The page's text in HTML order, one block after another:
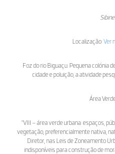
Sibine
Localização: Ver
Foz do rio Biguaçu. Pequena colónia
cidade e poluição, a atividade
Área
"VIII – área verde urbana: espaços,
vegetação, preferencialmente nativa,
Diretor, nas Leis de Zoneamento
indisponíveis para construção de